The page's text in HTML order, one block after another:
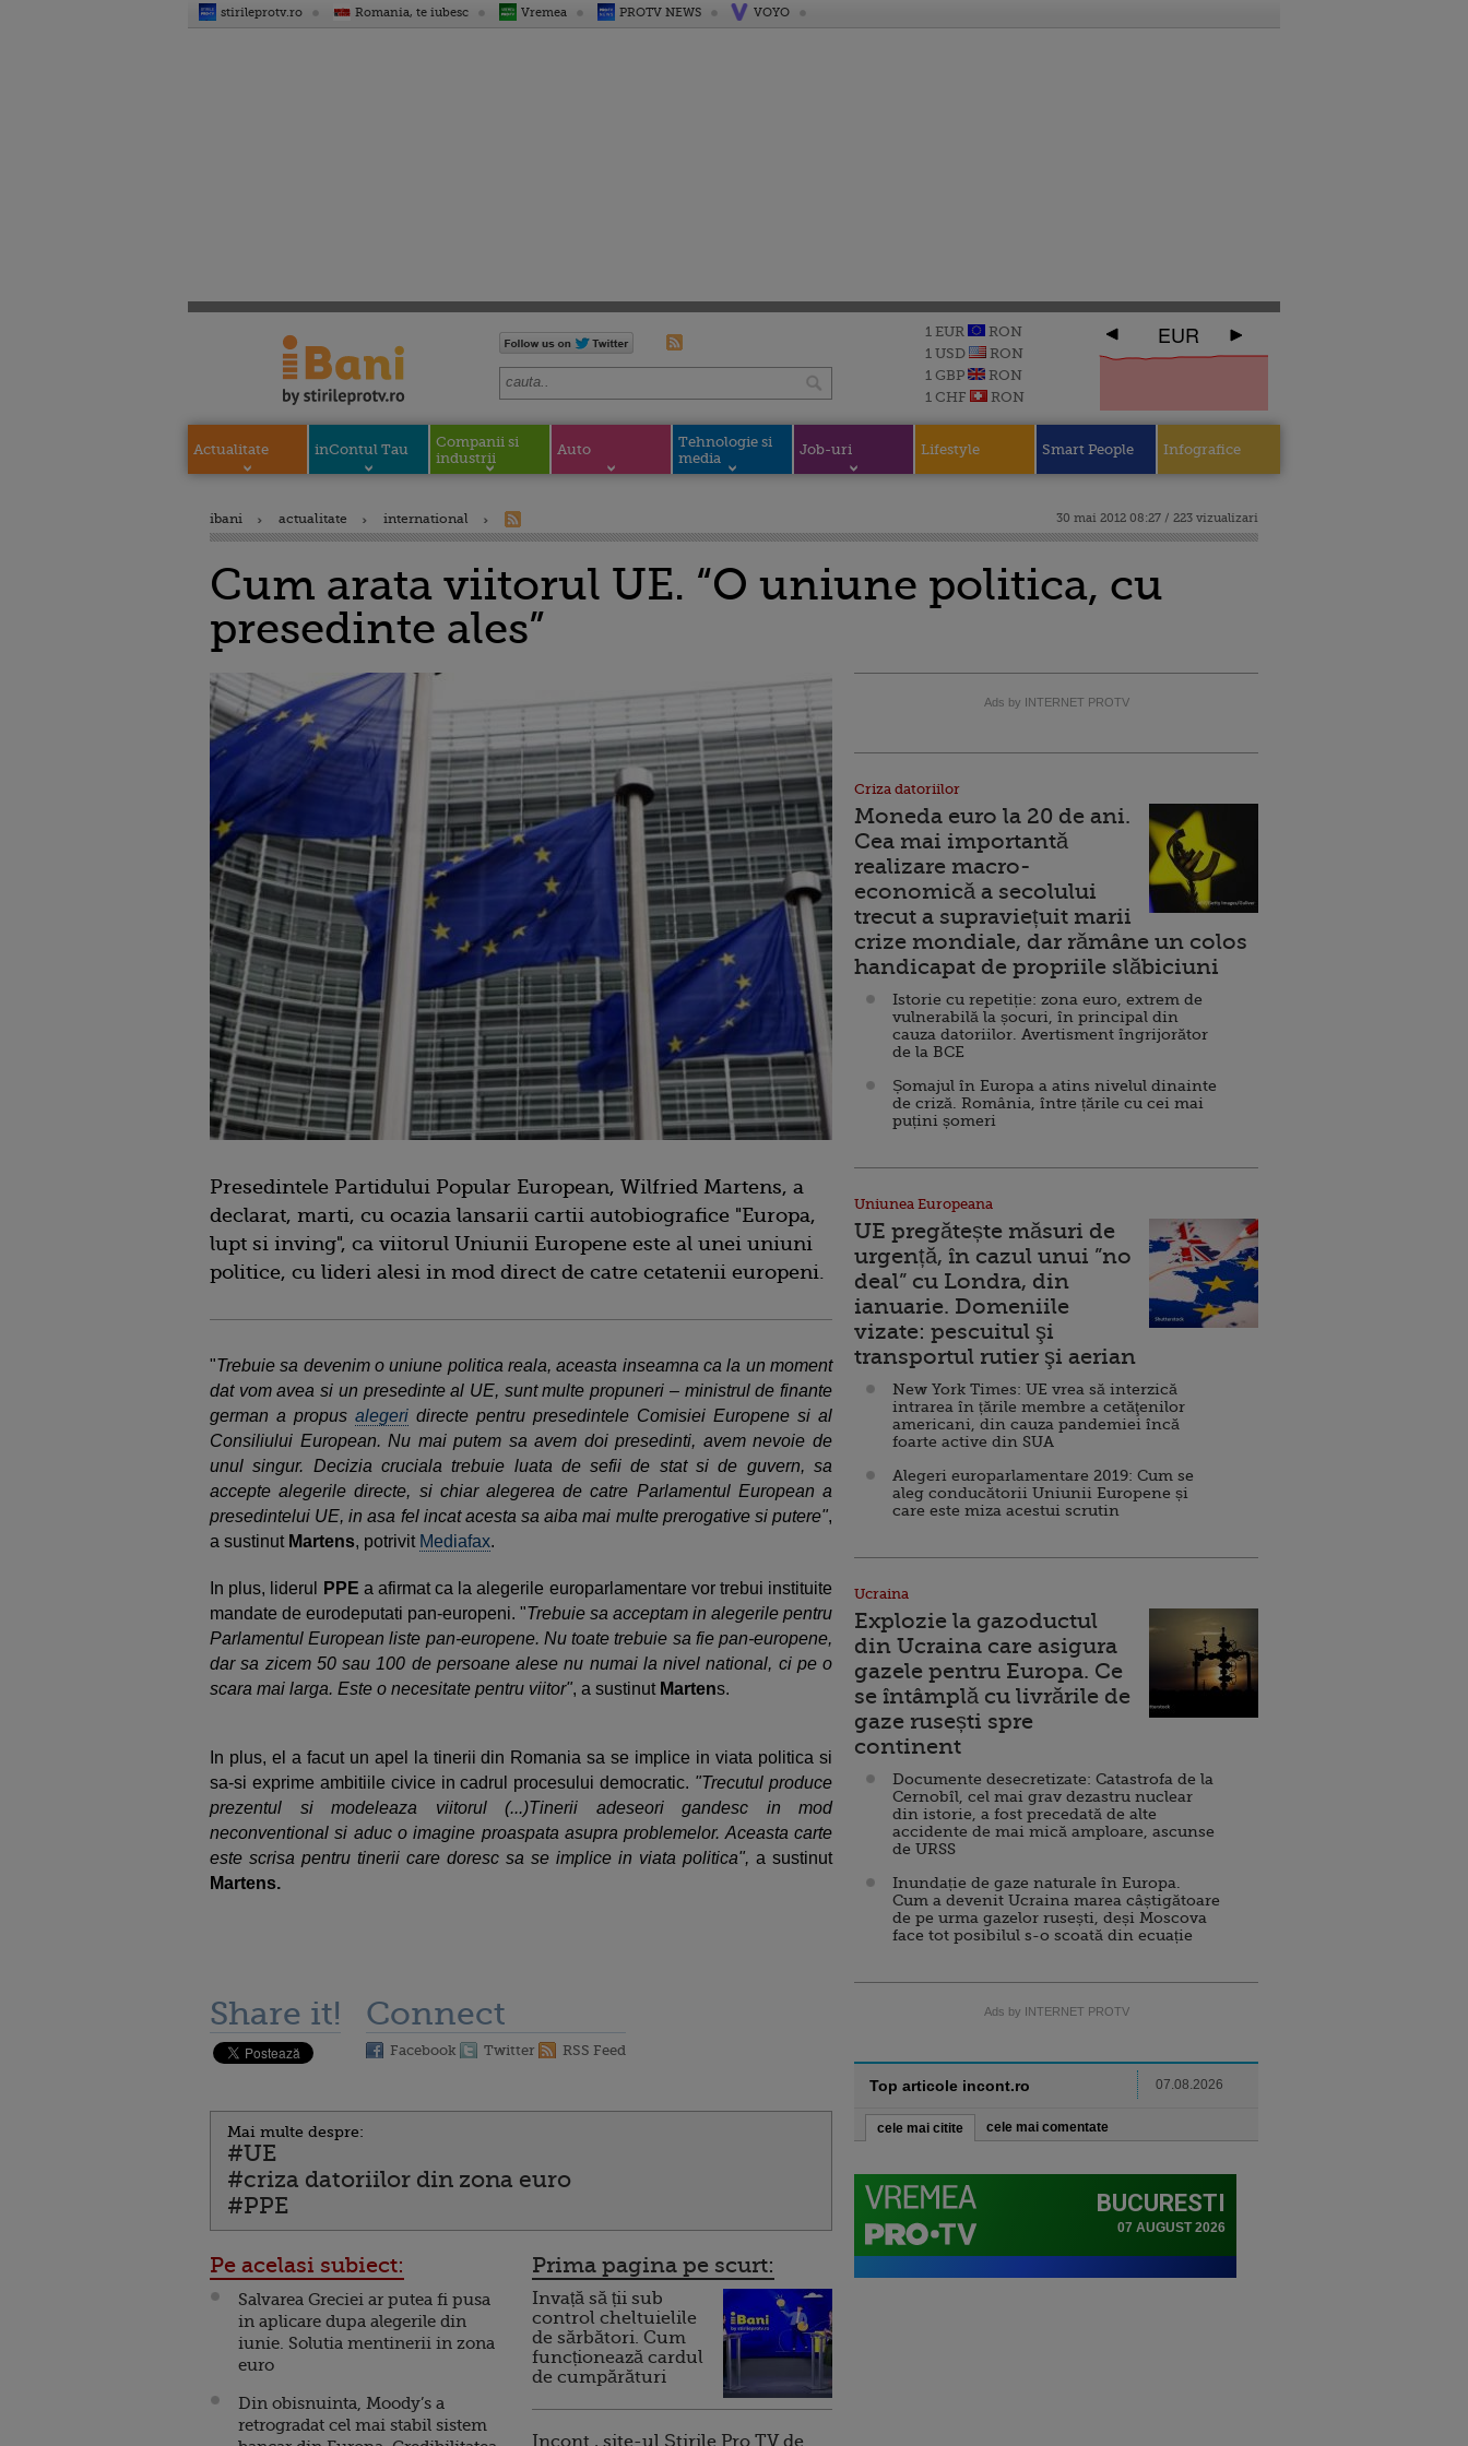
stirileprotv.ro Romania, te iubesc Vremea PROTV NEWS VOYO
1 EUR
RON
1 USD
RON
1 GBP
RON
1 CHF
RON
EUR
Actualitate inContul Tau
Companii si
industrii
Auto
Tehnologie si
media
Job-uri Lifestyle Smart People Infografice
ibani actualitate international 30 mai 2012 08:27 / 223 vizualizari
Cum arata viitorul UE. “O uniune politica, cu
presedinte ales”
Presedintele Partidului Popular European, Wilfried Martens, a
declarat, marti, cu ocazia lansarii cartii autobiografice "Europa,
lupt si inving", ca viitorul Uniunii Europene este al unei uniuni
politice, cu lideri alesi in mod direct de catre cetatenii europeni.
"Trebuie sa devenim o uniune politica reala, aceasta inseamna ca la un moment
dat vom avea si un presedinte al UE, sunt multe propuneri – ministrul de finante
german a propus alegeri directe pentru presedintele Comisiei Europene si al
Consiliului European. Nu mai putem sa avem doi presedinti, avem nevoie de
unul singur. Decizia cruciala trebuie luata de sefii de stat si de guvern, sa
accepte alegerile directe, si chiar alegerea de catre Parlamentul European a
presedintelui UE, in asa fel incat acesta sa aiba mai multe prerogative si putere",
a sustinut Martens, potrivit Mediafax.
In plus, liderul PPE a afirmat ca la alegerile europarlamentare vor trebui instituite
mandate de eurodeputati pan-europeni. "Trebuie sa acceptam in alegerile pentru
Parlamentul European liste pan-europene. Nu toate trebuie sa fie pan-europene,
dar sa zicem 50 sau 100 de persoane alese nu numai la nivel national, ci pe o
scara mai larga. Este o necesitate pentru viitor", a sustinut Martens.
In plus, el a facut un apel la tinerii din Romania sa se implice in viata politica si
sa-si exprime ambitiile civice in cadrul procesului democratic. "Trecutul produce
prezentul si modeleaza viitorul (...)Tinerii adeseori gandesc in mod
neconventional si aduc o imagine proaspata asupra problemelor. Aceasta carte
este scrisa pentru tinerii care doresc sa se implice in viata politica", a sustinut
Martens.
Share it! Connect
Facebook Twitter RSS Feed
Mai multe despre:
#UE
#criza datoriilor din zona euro
#PPE
Pe acelasi subiect:
Salvarea Greciei ar putea fi pusa
in aplicare dupa alegerile din
iunie. Solutia mentinerii in zona
euro
Din obisnuinta, Moody’s a
retrogradat cel mai stabil sistem
Prima pagina pe scurt:
Invață să ții sub
control cheltuielile
de sărbători. Cum
funcționează cardul
de cumpărături
Incont , site-ul Știrile Pro TV de
Ads by INTERNET PROTV
Criza datoriilor
Moneda euro la 20 de ani.
Cea mai importantă
realizare macro-
economică a secolului
trecut a supraviețuit marii
crize mondiale, dar rămâne un colos
handicapat de propriile slăbiciuni
Istorie cu repetiție: zona euro, extrem de
vulnerabilă la șocuri, în principal din
cauza datoriilor. Avertisment îngrijorător
de la BCE
Șomajul în Europa a atins nivelul dinainte
de criză. România, între țările cu cei mai
puțini șomeri
Uniunea Europeana
UE pregătește măsuri de
urgență, în cazul unui ”no
deal” cu Londra, din
ianuarie. Domeniile
vizate: pescuitul şi
transportul rutier şi aerian
New York Times: UE vrea să interzică
intrarea în țările membre a cetăţenilor
americani, din cauza pandemiei încă
foarte active din SUA
Alegeri europarlamentare 2019: Cum se
aleg conducătorii Uniunii Europene și
care este miza acestui scrutin
Ucraina
Explozie la gazoductul
din Ucraina care asigura
gazele pentru Europa. Ce
se întâmplă cu livrările de
gaze rusești spre
continent
Documente desecretizate: Catastrofa de la
Cernobîl, cel mai grav dezastru nuclear
din istorie, a fost precedată de alte
accidente de mai mică amploare, ascunse
de URSS
Inundație de gaze naturale în Europa.
Cum a devenit Ucraina marea câștigătoare
de pe urma gazelor rusești, deși Moscova
face tot posibilul s-o scoată din ecuație
Ads by INTERNET PROTV
Top articole incont.ro 07.08.2026
cele mai citite cele mai comentate